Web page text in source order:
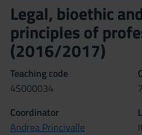
Legal, bioethic
principles of
(2016/2017)
Teaching code
4S000034
7
Coordinator
Andrea Princivalle